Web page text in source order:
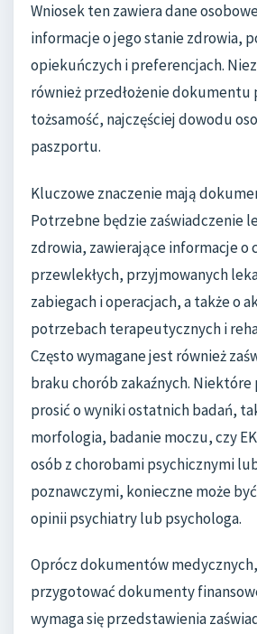
Wniosek ten zawiera dane
informacje o jego stanie zdrowia,
opiekuńczych i preferencjach.
również przedłożenie
tożsamość, najczęściej dowodu
paszportu.
Kluczowe znaczenie mają
Potrzebne będzie zaświadczenie
zdrowia, zawierające informacje o
przewlekłych, przyjmowanych
zabiegach i operacjach, a także o
potrzebach terapeutycznych i
Często wymagane jest również
braku chorób zakaźnych.
prosić o wyniki ostatnich badań,
morfologia, badanie moczu, czy
osób z chorobami psychicznymi
poznawczymi, konieczne może
opinii psychiatry lub psychologa.
Oprócz dokumentów
przygotować dokumenty
wymaga się przedstawienia